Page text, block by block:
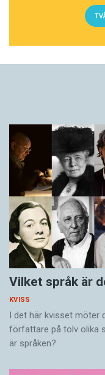
Vilket språk är
KVISS
I det här kvisset möter
författare på tolv olika
är språken?